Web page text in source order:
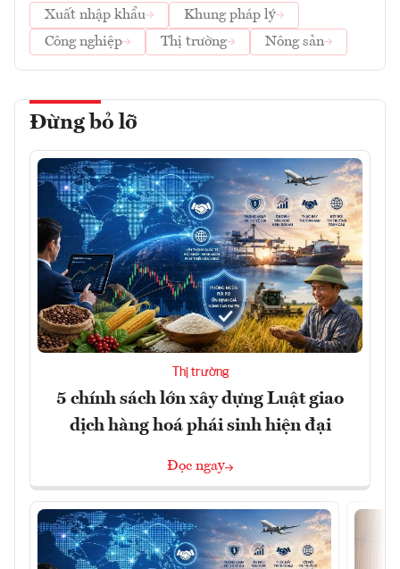
Xuất nhập khẩu
Khung pháp lý
Công nghiệp
Thị trường Nông sản
Đừng bỏ lỡ
Thị trường
5 chính sách lớn xây dựng Luật giao
dịch hàng hoá phái sinh hiện đại
Đọc ngay